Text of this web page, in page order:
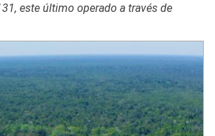
este último operado a través de